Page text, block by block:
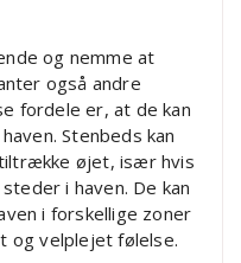
og nemme at
også andre
fordele er, at de kan
Stenbeds kan
øjet, især hvis
i haven. De kan
i forskellige zoner
og velplejet følelse.